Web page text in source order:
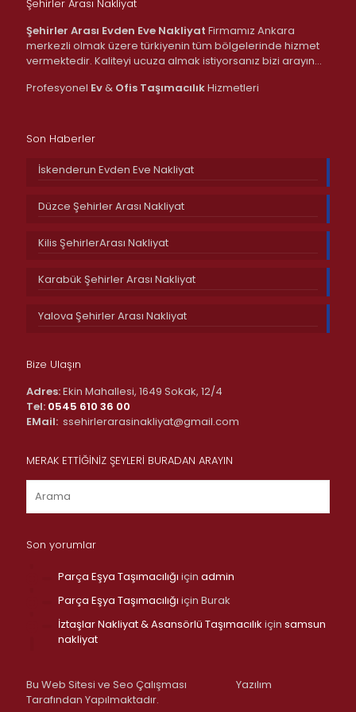
Şehirler Arası Nakliyat
Şehirler Arası Evden Eve Nakliyat Firmamız Ankara
merkezli olmak üzere türkiyenin tüm bölgelerinde hizmet
vermektedir. Kaliteyi ucuza almak istiyorsanız bizi arayın…
Profesyonel Ev& Ofis TaşımacılıkHizmetleri
Son Haberler
İskenderun Evden Eve Nakliyat
Düzce Şehirler Arası Nakliyat
Kilis ŞehirlerArası Nakliyat
Karabük Şehirler Arası Nakliyat
Yalova Şehirler Arası Nakliyat
Bize Ulaşın
Adres:Ekin Mahallesi, 1649 Sokak, 12/4
Tel: 0545 610 36 00
EMail: ssehirlerarasinakliyat@gmail.com
MERAK ETTİĞİNİZ ŞEYLERİ BURADAN ARAYIN
Son yorumlar
Parça Eşya Taşımacılığı için admin
Parça Eşya Taşımacılığı için Burak
İztaşlar Nakliyat & Asansörlü Taşımacılık için samsun
nakliyat
Bu Web Sitesi ve Seo Çalışması
Yazılım
Tarafından Yapılmaktadır.